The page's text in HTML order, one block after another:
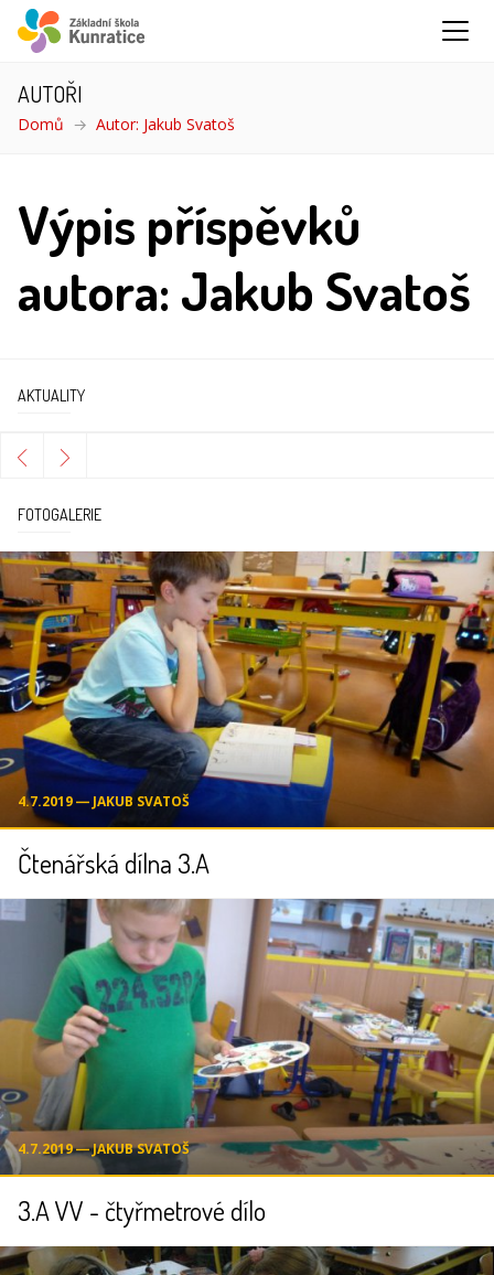
AUTOŘI
Domů Autor: Jakub Svatoš
Výpis příspěvků
autora: Jakub Svatoš
AKTUALITY
FOTOGALERIE
4.7.2019 ― JAKUB SVATOŠ
Čtenářská dílna 3.A
4.7.2019 ― JAKUB SVATOŠ
3.A VV - čtyřmetrové dílo